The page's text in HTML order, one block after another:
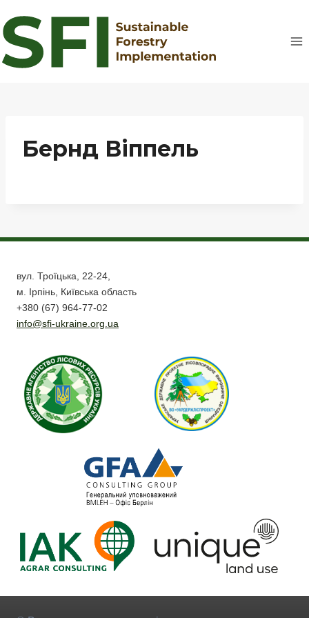
до
вмісту
Бернд Віппель
вул. Троїцька, 22-24,
м. Ірпінь, Київська область
+380 (67) 964-77-02
info@sfi-ukraine.org.ua